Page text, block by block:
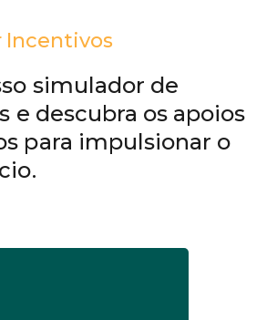
Incentivos
simulador de
e descubra os apoios
para impulsionar o